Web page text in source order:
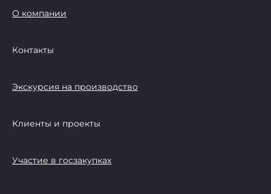
О компании
Контакты
Экскурсия на производство
Клиенты и проекты
Участие в госзакупках